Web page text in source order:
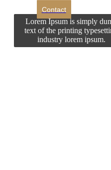
Contact
Lorem Ipsum is simply
text of the printing
industry lorem ipsum.